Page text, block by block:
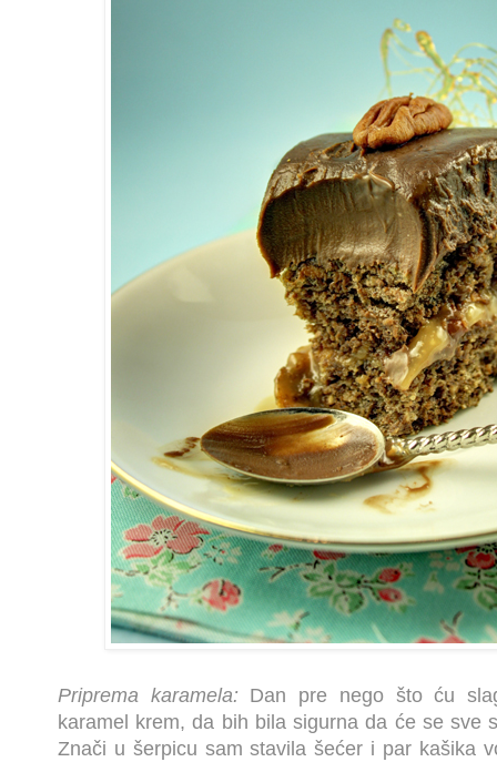
Priprema karamela: Dan pre nego što ću
karamel krem, da bih bila sigurna da će se sve
Znači u šerpicu sam stavila šećer i par kašika